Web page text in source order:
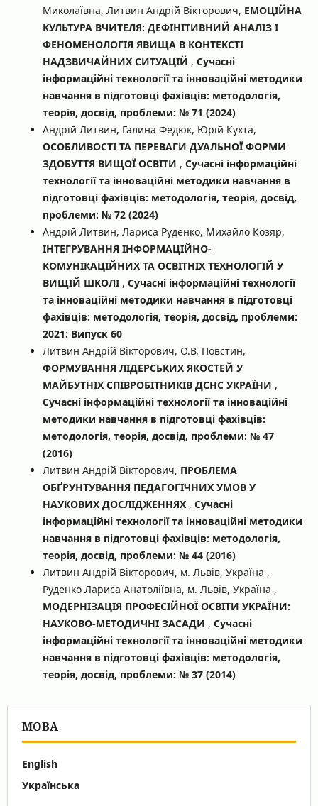
Миколаївна, Литвин Андрій Вікторович, ЕМОЦІЙНА
КУЛЬТУРА ВЧИТЕЛЯ: ДЕФІНІТИВНИЙ АНАЛІЗ І
ФЕНОМЕНОЛОГІЯ ЯВИЩА В КОНТЕКСТІ
НАДЗВИЧАЙНИХ СИТУАЦІЙ , Сучасні
інформаційні технології та інноваційні методики
навчання в підготовці фахівців: методологія,
теорія, досвід, проблеми: № 71 (2024)
Андрій Литвин, Галина Федюк, Юрій Кухта,
ОСОБЛИВОСТІ ТА ПЕРЕВАГИ ДУАЛЬНОЇ ФОРМИ
ЗДОБУТТЯ ВИЩОЇ ОСВІТИ , Сучасні інформаційні
технології та інноваційні методики навчання в
підготовці фахівців: методологія, теорія, досвід,
проблеми: № 72 (2024)
Андрій Литвин, Лариса Руденко, Михайло Козяр,
ІНТЕГРУВАННЯ ІНФОРМАЦІЙНО-
КОМУНІКАЦІЙНИХ ТА ОСВІТНІХ ТЕХНОЛОГІЙ У
ВИЩІЙ ШКОЛІ , Сучасні інформаційні технології
та інноваційні методики навчання в підготовці
фахівців: методологія, теорія, досвід, проблеми:
2021: Випуск 60
Литвин Андрій Вікторович, О.В. Повстин,
ФОРМУВАННЯ ЛІДЕРСЬКИХ ЯКОСТЕЙ У
МАЙБУТНІХ СПІВРОБІТНИКІВ ДСНС УКРАЇНИ ,
Сучасні інформаційні технології та інноваційні
методики навчання в підготовці фахівців:
методологія, теорія, досвід, проблеми: № 47
(2016)
Литвин Андрій Вікторович, ПРОБЛЕМА
ОБҐРУНТУВАННЯ ПЕДАГОГІЧНИХ УМОВ У
НАУКОВИХ ДОСЛІДЖЕННЯХ , Сучасні
інформаційні технології та інноваційні методики
навчання в підготовці фахівців: методологія,
теорія, досвід, проблеми: № 44 (2016)
Литвин Андрій Вікторович, м. Львів, Україна ,
Руденко Лариса Анатоліївна, м. Львів, Україна ,
МОДЕРНІЗАЦІЯ ПРОФЕСІЙНОЇ ОСВІТИ УКРАЇНИ:
НАУКОВО-МЕТОДИЧНІ ЗАСАДИ , Сучасні
інформаційні технології та інноваційні методики
навчання в підготовці фахівців: методологія,
теорія, досвід, проблеми: № 37 (2014)
МОВА
English
Українська